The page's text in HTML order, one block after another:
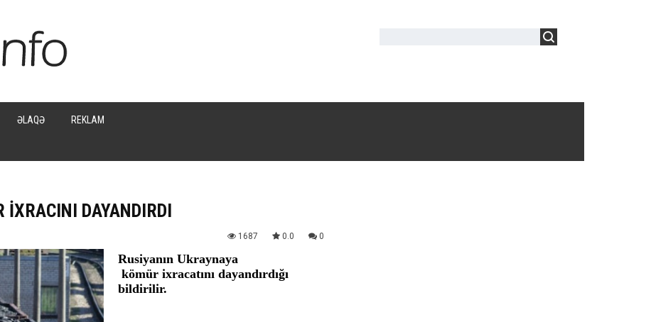
ƏLAQƏ REKLAM
İXRACINI DAYANDIRDI
1687 0.0 0
Rusiyanın Ukraynaya
kömür ixracatını dayandırdığı
bildirilir.